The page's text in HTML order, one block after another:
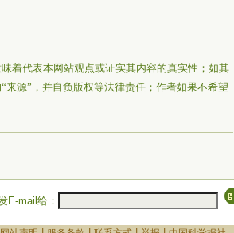
着代表本网站观点或证实其内容的真实性；如其
源”，并自负版权等法律责任；作者如果不希望
E-mail给：